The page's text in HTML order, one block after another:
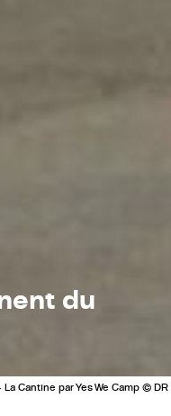
du
La Cantine par Yes We Camp © DR